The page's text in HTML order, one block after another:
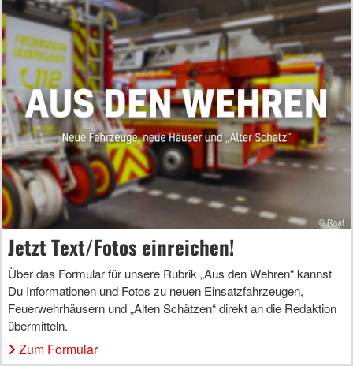
Jetzt Text/Fotos einreichen!
Über das Formular für unsere Rubrik „Aus den Wehren“ kannst
Du Informationen und Fotos zu neuen Einsatzfahrzeugen,
Feuerwehrhäusern und „Alten Schätzen“ direkt an die Redaktion
übermitteln.
Zum Formular